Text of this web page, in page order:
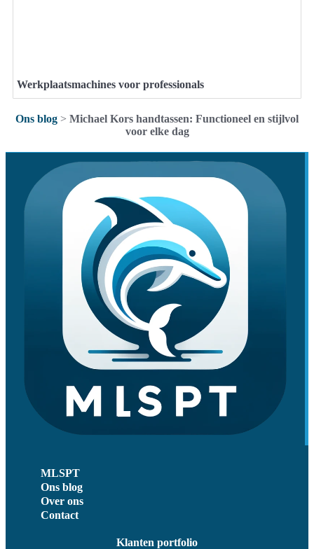
Werkplaatsmachines voor professionals
Ons blog > Michael Kors handtassen: Functioneel en stijlvol
voor elke dag
MLSPT
Ons blog
Over ons
Contact
Klanten portfolio